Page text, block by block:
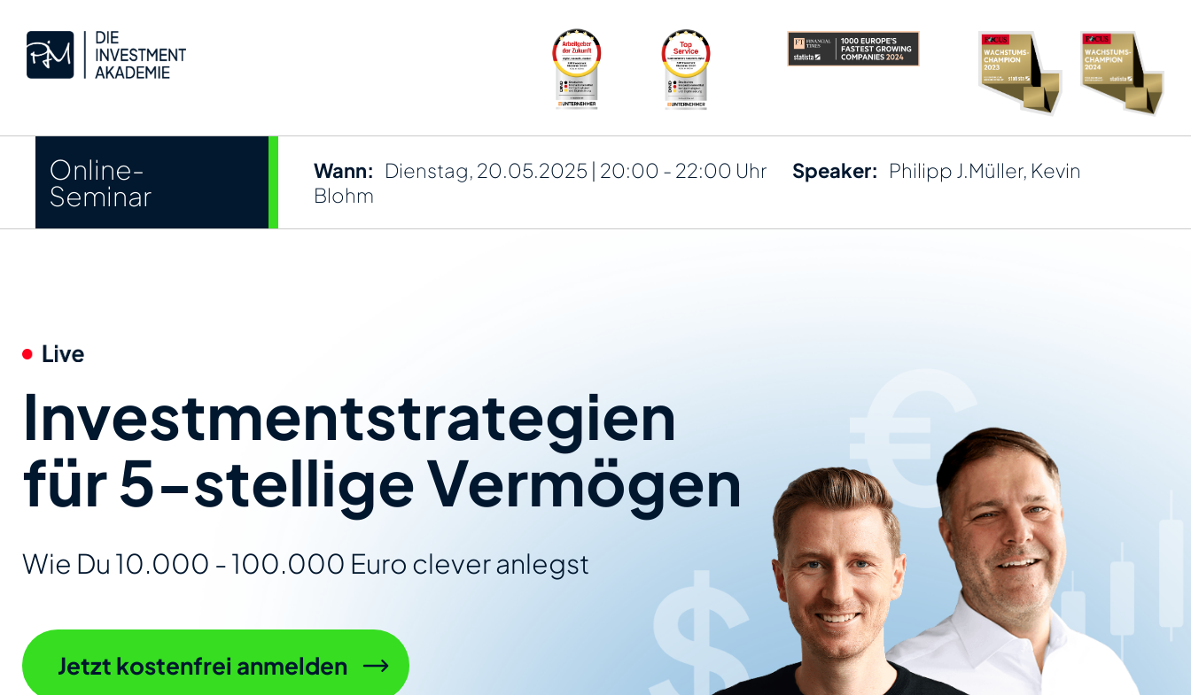
Online-
Seminar
Wann: Dienstag, 20.05.2025 | 20:00 - 22:00 Uhr Speaker: Philipp J.Müller, Kevin
Blohm
Investmentstrategien
für 5-stellige Vermögen
Wie Du 10.000 - 100.000 Euro clever anlegst
Jetzt kostenfrei anmelden